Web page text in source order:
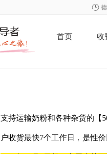
首页 收
支持运输奶粉和各种杂货的【
户收货最快7个工作日，是性